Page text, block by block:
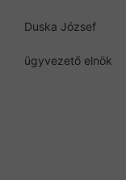
Duska József
ügyvezető elnök